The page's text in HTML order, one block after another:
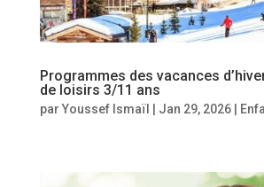
Programmes des vacances
de loisirs 3/11 ans
par Youssef Ismaïl Jan 29, 2026|